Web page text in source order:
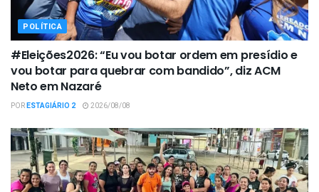
POLÍTICA
#Eleições2026: “Eu vou botar ordem em presídio e
vou botar para quebrar com bandido”, diz ACM
Neto em Nazaré
PORESTAGIÁRIO 2 2026/08/08